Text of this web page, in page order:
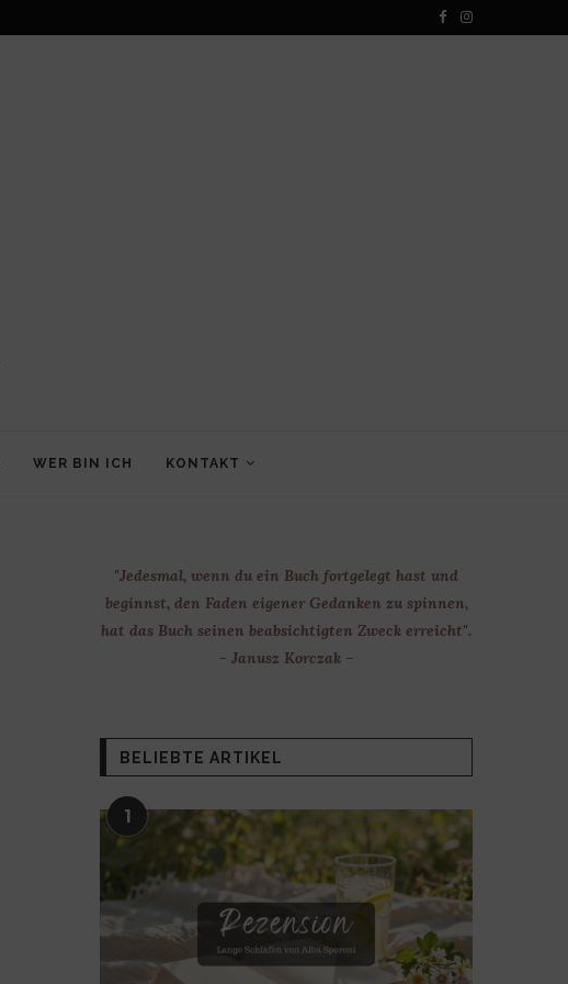
WER BIN ICH KONTAKT
"Jedesmal, wenn du ein Buch fortgelegt hast und
beginnst, den Faden eigener Gedanken zu spinnen,
hat das Buch seinen beabsichtigten Zweck erreicht".
- Janusz Korczak –
BELIEBTE ARTIKEL
1